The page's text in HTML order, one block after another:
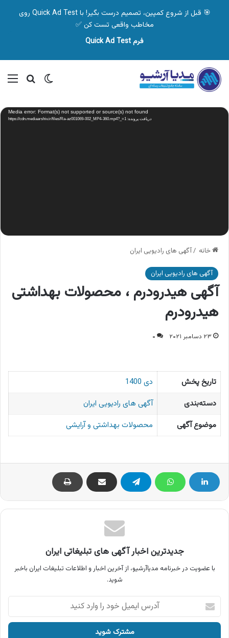
🎯 قبل از شروع کمپین، تصمیم درست بگیر! با Quick Ad Test روی
مخاطب واقعی تست کن ✅
فرم Quick Ad Test
تغییر پوسته
نمایشگر
ویدیو Media error: Format(s) not supported or source(s) not found
دریافت پرونده: https://cdn.mediaarshiv.ir/files/Ra-az001069-002_MP4-360.mp4?_=1
خانه /آگهی های رادیویی ایران
آگهی های رادیویی ایران
آگهی هیدرودرم ، محصولات بهداشتی
هیدرودرم
۲۳ دسامبر ۲۰۲۱ ۰
تاریخ پخش
دی 1400
دسته‌بندی
آگهی های رادیویی ایران
موضوع آگهی
محصولات بهداشتی و آرایشی
جدیدترین اخبار آگهی های تبلیغاتی ایران
با عضویت در خبرنامه مدیاآرشیو، از آخرین اخبار و اطلاعات تبلیغات ایران باخبر
شوید.
آدرس
ایمیل
خود